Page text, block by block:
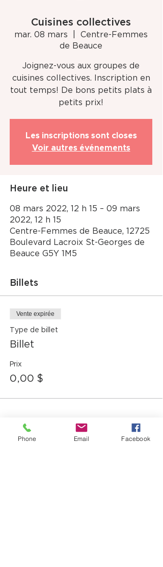
Cuisines collectives
mar. 08 mars
Centre-Femmes
de Beauce
Joignez-vous aux groupes de
cuisines collectives. Inscription en
tout temps! De bons petits plats à
petits prix!
Les inscriptions sont closes
Voir autres événements
Heure et lieu
08 mars 2022, 12 h 15 – 09 mars
2022, 12 h 15
Centre-Femmes de Beauce, 12725
Boulevard Lacroix St-Georges de
Beauce G5Y 1M5
Billets
Vente expirée
Type de billet
Billet
Prix
0,00 $
Partager cet événement
Phone Email Facebook